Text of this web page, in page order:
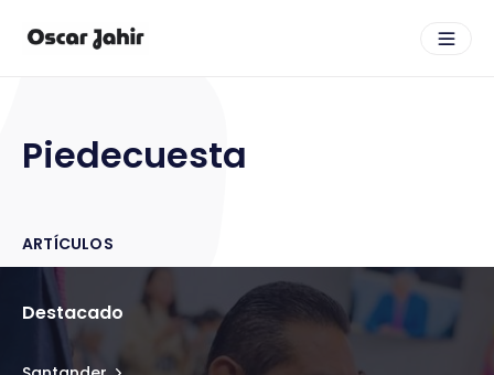
Piedecuesta
ARTÍCULOS
Destacado